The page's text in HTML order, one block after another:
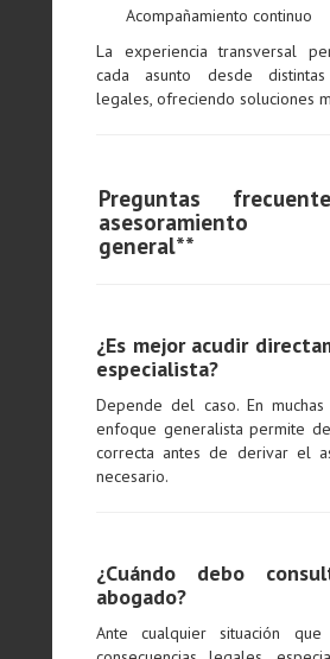
Acompañamiento continuo
La experiencia transversal
cada asunto desde distintas
legales, ofreciendo soluciones
Preguntas
asesoramiento
general**
¿Es mejor acudir
especialista?
Depende del caso. En muchas
enfoque generalista permite
correcta antes de derivar el
necesario.
¿Cuándo debo
abogado?
Ante cualquier situación